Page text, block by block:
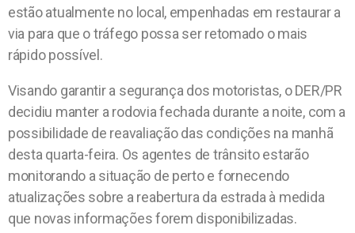
estão atualmente no local, empenhadas em restaurar a
via para que o tráfego possa ser retomado o mais
rápido possível.
Visando garantir a segurança dos motoristas, o DER/PR
decidiu manter a rodovia fechada durante a noite, com a
possibilidade de reavaliação das condições na manhã
desta quarta-feira. Os agentes de trânsito estarão
monitorando a situação de perto e fornecendo
atualizações sobre a reabertura da estrada à medida
que novas informações forem disponibilizadas.